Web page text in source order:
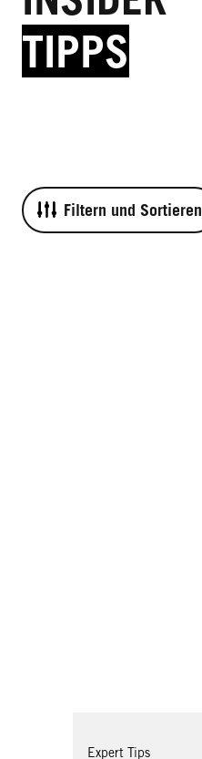
TIPPS
Filtern und Sortieren
Expert Tips